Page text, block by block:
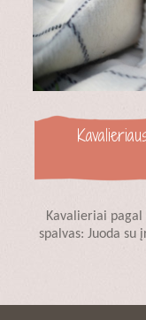
Kavalieriai
spalvas: Juoda su